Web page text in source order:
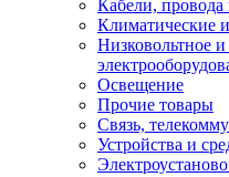
Кабели, провода
Климатические
Низковольтное
Освещение
Прочие товары
Связь,
Устройства и